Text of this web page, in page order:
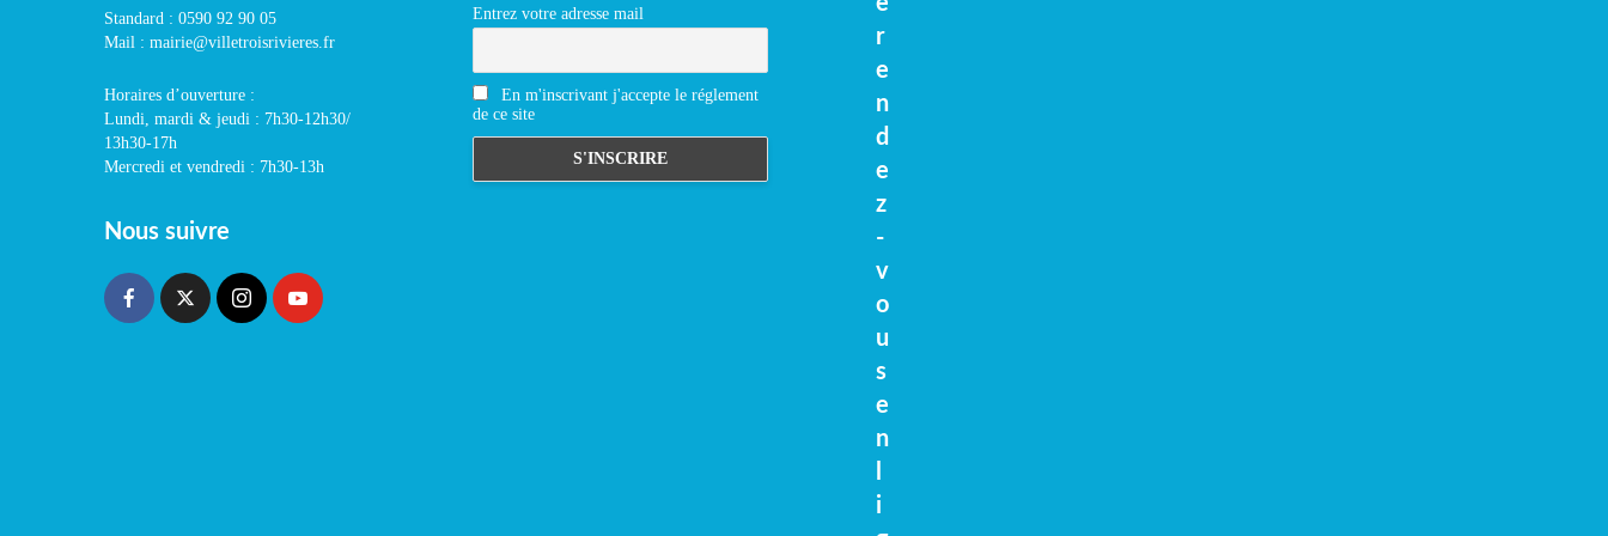
Standard : 0590 92 90 05
Mail : mairie@villetroisrivieres.fr
Horaires d’ouverture :
Lundi, mardi & jeudi : 7h30-12h30/
13h30-17h
Mercredi et vendredi : 7h30-13h
Nous suivre
Entrez votre adresse mail
En m'inscrivant j'accepte le réglement
de ce site
r
e
n
d
e
z
-
v
o
u
s
e
n
i